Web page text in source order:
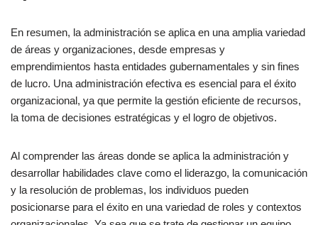
En resumen, la administración se aplica en una amplia variedad
de áreas y organizaciones, desde empresas y
emprendimientos hasta entidades gubernamentales y sin fines
de lucro. Una administración efectiva es esencial para el éxito
organizacional, ya que permite la gestión eficiente de recursos,
la toma de decisiones estratégicas y el logro de objetivos.
Al comprender las áreas donde se aplica la administración y
desarrollar habilidades clave como el liderazgo, la comunicación
y la resolución de problemas, los individuos pueden
posicionarse para el éxito en una variedad de roles y contextos